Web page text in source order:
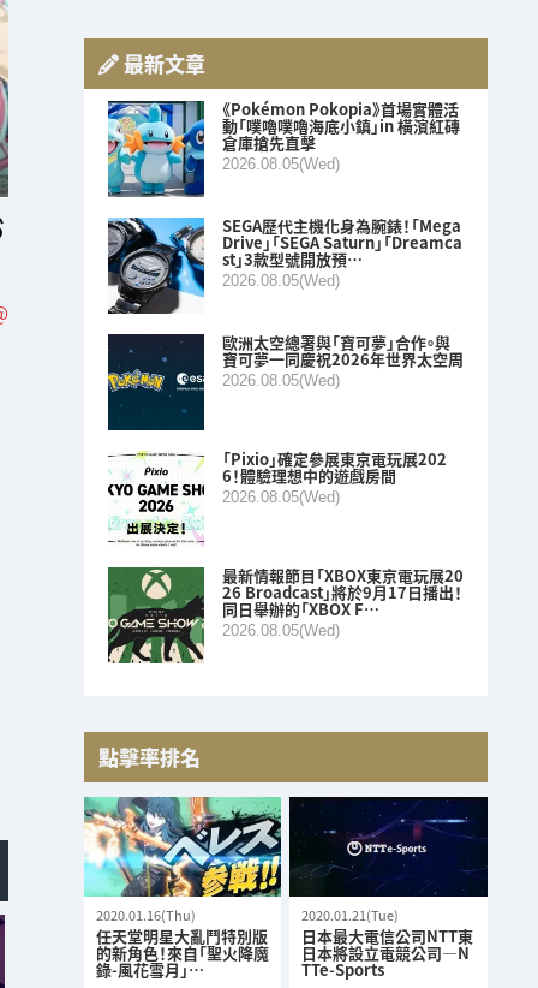
最新文章
《Pokémon Pokopia》首場實體活
動「噗嚕噗嚕海底小鎮」in 橫濱紅磚
倉庫搶先直擊
2026.08.05(Wed)
SEGA歷代主機化身為腕錶！「Mega
Drive」「SEGA Saturn」「Dreamca
st」3款型號開放預…
2026.08.05(Wed)
歐洲太空總署與「寶可夢」合作。與
寶可夢一同慶祝2026年世界太空周
2026.08.05(Wed)
「Pixio」確定參展東京電玩展202
6！體驗理想中的遊戲房間
2026.08.05(Wed)
最新情報節目「XBOX東京電玩展20
26 Broadcast」將於9月17日播出！
同日舉辦的「XBOX F…
2026.08.05(Wed)
點擊率排名
2020.01.16(Thu)
任天堂明星大亂鬥特別版
的新角色！來自「聖火降魔
錄-風花雪月」…
2020.01.21(Tue)
日本最大電信公司NTT東
日本將設立電競公司—N
TTe-Sports